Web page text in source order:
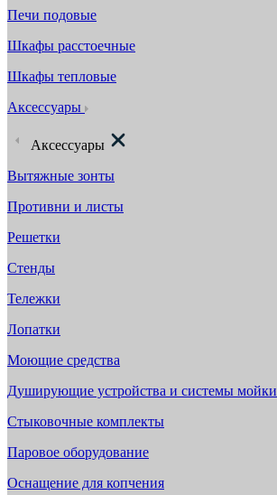
Печи подовые
Шкафы расстоечные
Шкафы тепловые
Аксессуары
Аксессуары
Вытяжные зонты
Противни и листы
Решетки
Стенды
Тележки
Лопатки
Моющие средства
Душирующие устройства и системы мойки
Стыковочные комплекты
Паровое оборудование
Оснащение для копчения